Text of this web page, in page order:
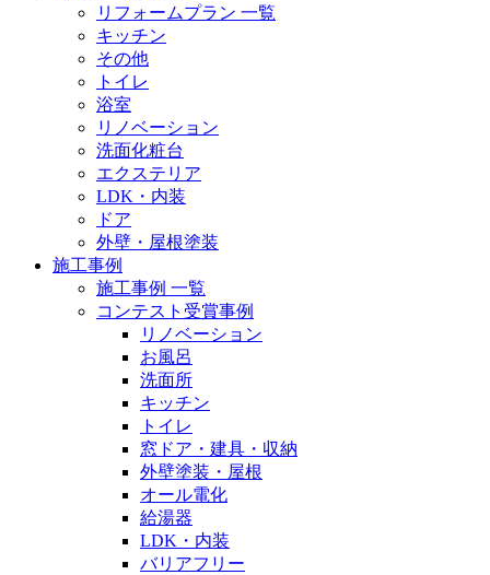
リフォームプラン 一覧
キッチン
その他
トイレ
浴室
リノベーション
洗面化粧台
エクステリア
LDK・内装
ドア
外壁・屋根塗装
施工事例
施工事例 一覧
コンテスト受賞事例
リノベーション
お風呂
洗面所
キッチン
トイレ
窓ドア・建具・収納
外壁塗装・屋根
オール電化
給湯器
LDK・内装
バリアフリー